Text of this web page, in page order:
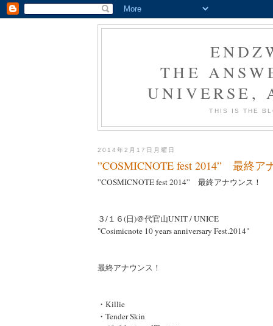
THE
UNIVERSE,
THIS IS THE
2014年2月17日月曜日
”COSMICNOTE fest 2014” 最終ア
”COSMICNOTE fest 2014” 最終アナウンス！
３/１６(日)＠代官山UNIT / UNICE
"Cosimicnote 10 years anniversary Fest.2014"
最終アナウンス！
・Killie
・Tender Skin